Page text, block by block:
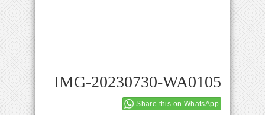
IMG-20230730-WA0105
Share this on WhatsApp